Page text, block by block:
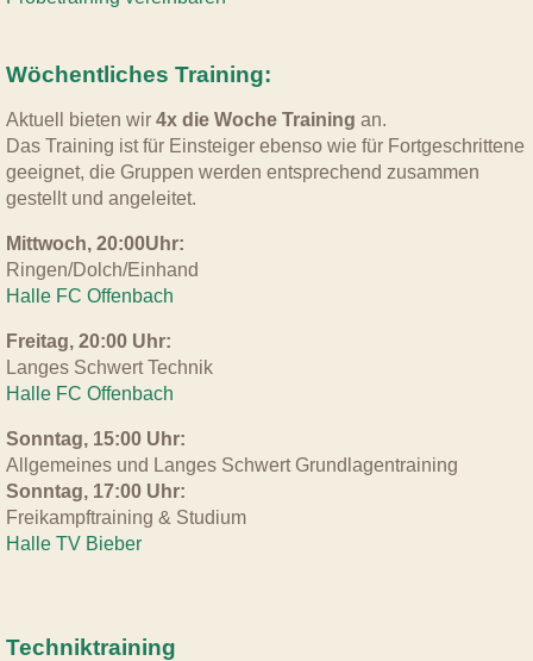
Wöchentliches Training:
Aktuell bieten wir 4x die Woche Training an.
Das Training ist für Einsteiger ebenso wie für Fortgeschrittene
geeignet, die Gruppen werden entsprechend zusammen
gestellt und angeleitet.
Mittwoch, 20:00Uhr:
Ringen/Dolch/Einhand
Halle FC Offenbach
Freitag, 20:00 Uhr:
Langes Schwert Technik
Halle FC Offenbach
Sonntag, 15:00 Uhr:
Allgemeines und Langes Schwert Grundlagentraining
Sonntag, 17:00 Uhr:
Freikampftraining & Studium
Halle TV Bieber
Techniktraining